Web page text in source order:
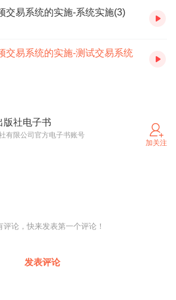
交易系统的实施-系统实施(3)
交易系统的实施-测试交易系统
版社电子书
有限公司官方电子书账号
加关注
评论，快来发表第一个评论！
发表评论